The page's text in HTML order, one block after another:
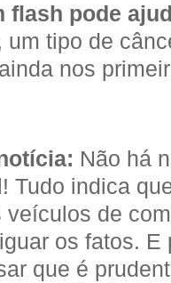
flash pode
um tipo de
nos
Não há
Tudo indica
veículos de
os fatos.
que é